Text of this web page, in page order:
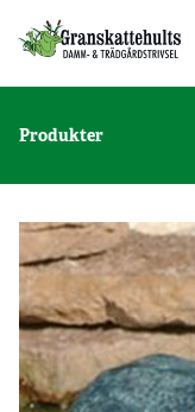
Produkter